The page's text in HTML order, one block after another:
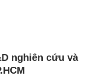
nghiên cứu và